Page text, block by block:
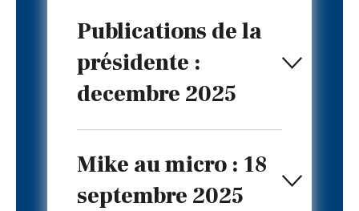
Publications de la
présidente :
decembre 2025
Mike au micro : 18
septembre 2025